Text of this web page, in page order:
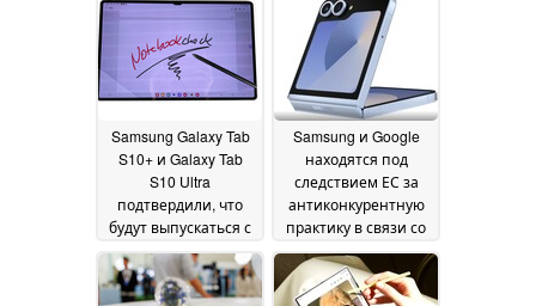
Samsung Galaxy Tab
S10+ и Galaxy Tab
S10 Ultra
подтвердили, что
будут выпускаться с
высокопроизводительной
SoC от MediaTek19
July 2024
Samsung и Google
находятся под
следствием ЕС за
антиконкурентную
практику в связи со
сделкой по
искусственному
интеллекту19 July 2024